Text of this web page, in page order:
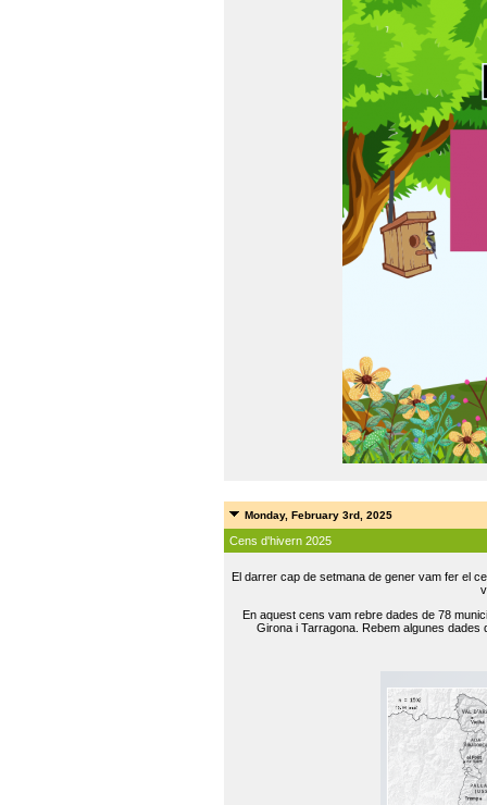
Monday, February 3rd, 2025
Cens d'hivern 2025
El darrer cap de setmana de gener vam fer el
En aquest cens vam rebre dades de 78
Girona i Tarragona. Rebem algunes